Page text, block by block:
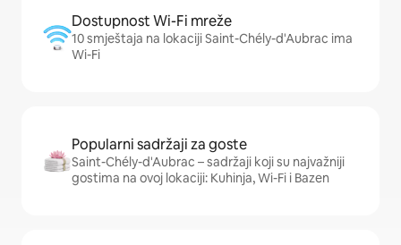
Dostupnost Wi-Fi mreže
10 smještaja na lokaciji Saint-Chély-d'Aubrac ima
Wi-Fi
Popularni sadržaji za goste
Saint-Chély-d'Aubrac – sadržaji koji su najvažniji
gostima na ovoj lokaciji: Kuhinja, Wi-Fi i Bazen